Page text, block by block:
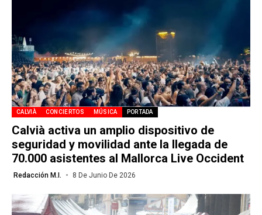
CALVIÀ CONCIERTOS MÚSICA PORTADA
Calvià activa un amplio dispositivo de
seguridad y movilidad ante la llegada de
70.000 asistentes al Mallorca Live Occident
Redacción M.I. 8 De Junio De 2026